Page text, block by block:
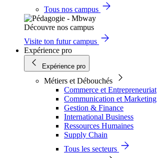
Tous nos campus
Découvre nos campus
Visite ton futur campus
Expérience pro
Expérience pro
Métiers et Débouchés
Commerce et Entrepreneuriat
Communication et Marketing
Gestion & Finance
International Business
Ressources Humaines
Supply Chain
Tous les secteurs